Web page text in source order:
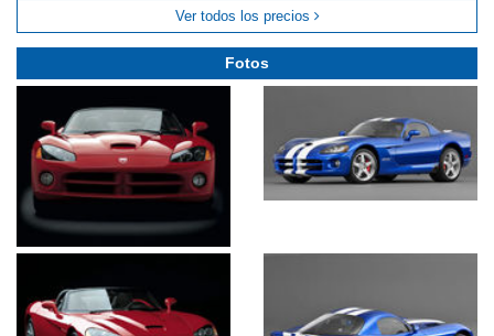
Ver todos los precios
Fotos